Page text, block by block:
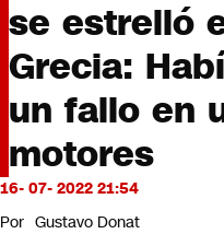
Cultura
Servicios
Bits
CNN tiempo
Futuro 360
Opinión
se estrelló
Grecia:
un fallo en
motores
16- 07- 2022 21:54
Por Gustavo Donat